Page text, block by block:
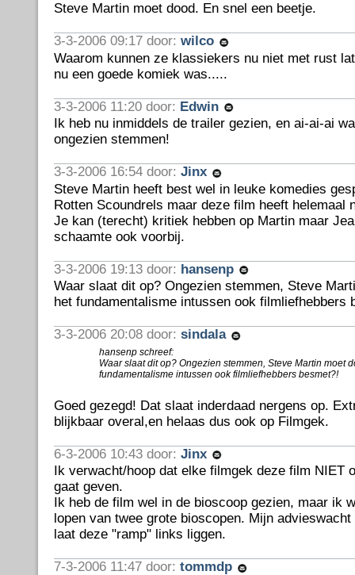
Steve Martin moet dood. En snel een beetje.
3-3-2006 09:17 door: wilco
Waarom kunnen ze klassiekers nu niet met rust
nu een goede komiek was.....
3-3-2006 11:20 door: Edwin
Ik heb nu inmiddels de trailer gezien, en ai-ai-ai
ongezien stemmen!
3-3-2006 16:54 door: Jinx
Steve Martin heeft best wel in leuke komedies
Rotten Scoundrels maar deze film heeft helemaal
Je kan (terecht) kritiek hebben op Martin maar
schaamte ook voorbij.
3-3-2006 19:13 door: hansenp
Waar slaat dit op? Ongezien stemmen, Steve
het fundamentalisme intussen ook filmliefhebbers
3-3-2006 20:08 door: sindala
hansenp schreef:
Waar slaat dit op? Ongezien stemmen, Steve Martin moet
fundamentalisme intussen ook filmliefhebbers besmet?!
Goed gezegd! Dat slaat inderdaad nergens op.
blijkbaar overal,en helaas dus ook op Filmgek.
6-3-2006 10:43 door: Jinx
Ik verwacht/hoop dat elke filmgek deze film NIET
gaat geven.
Ik heb de film wel in de bioscoop gezien, maar ik
lopen van twee grote bioscopen. Mijn
laat deze "ramp" links liggen.
7-3-2006 11:47 door: tommdp